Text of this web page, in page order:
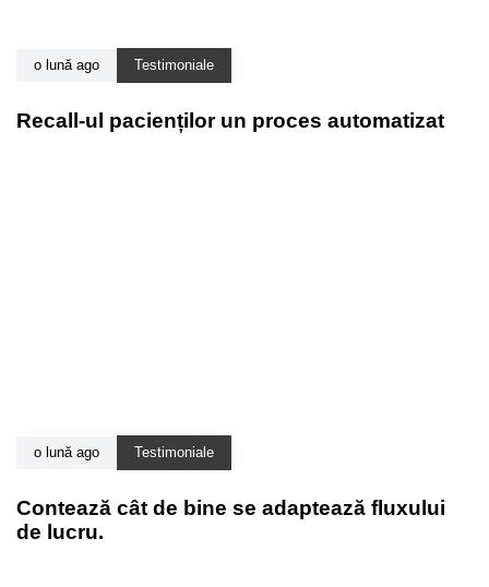
o lună ago Testimoniale
Recall-ul pacienților un proces automatizat
o lună ago Testimoniale
Contează cât de bine se adaptează fluxului
de lucru.